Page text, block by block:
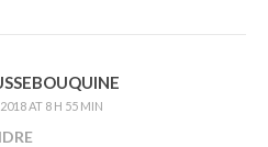
AT 8 H 55 MIN